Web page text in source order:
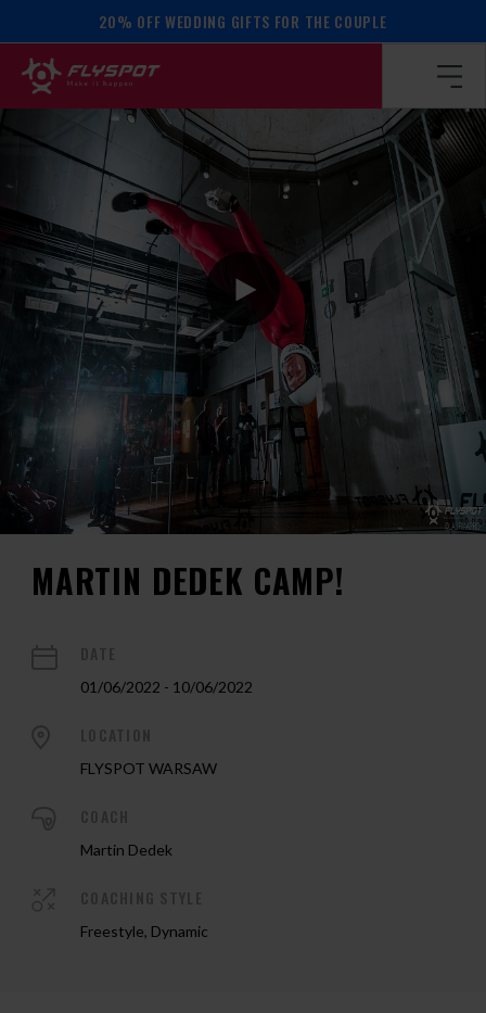
20% OFF WEDDING GIFTS FOR THE COUPLE
/ Calendar of events / Martin Dedek camp!
MARTIN DEDEK CAMP!
01/06/2022 - 10/06/2022
FLYSPOT WARSAW
Martin Dedek
Freestyle, Dynamic